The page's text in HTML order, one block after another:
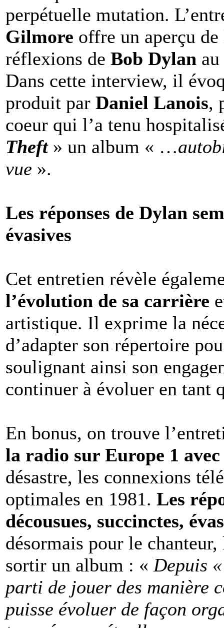
perpétuelle mutation.
Gilmore offre un aperçu
réflexions de Bob Dylan
Dans cette interview, il
produit par Daniel Lanois,
coeur qui l’a tenu
Theft» un album « …
vue ».
Les réponses de Dylan
évasives
Cet entretien révèle
l’évolution de sa carrière
artistique. Il exprime la
d’adapter son répertoire
soulignant ainsi son
continuer à évoluer en tant
En bonus, on trouve
la radio sur Europe 1 avec
désastre, les connexions
optimales en 1981. Les
décousues, succinctes,
désormais pour le
sortir un album : « Depuis
parti de jouer des manière
puisse évoluer de façon